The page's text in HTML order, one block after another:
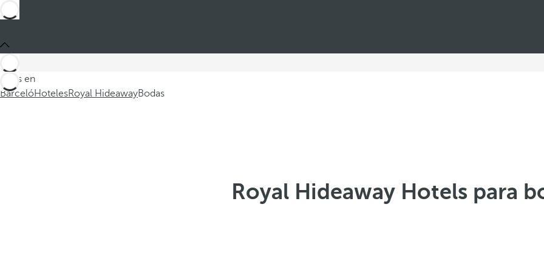
Estás en
BarcelóHotelesRoyal HideawayBodas
Royal Hideaway Hotels para